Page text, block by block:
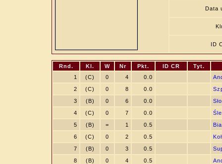
Data
ID
Rnd. Kl. W Nr Pkt. ID CR
Tyt.
1
(C) 0 4 0.0
2
(C) 0 8 0.0
3
(B) 0 6 0.0
4
(C) 0 7 0.0
5
(B) = 1 0.5
6
(C) 0 2 0.5
7
(B) 0 3 0.5
8
(B) 0 4 0.5